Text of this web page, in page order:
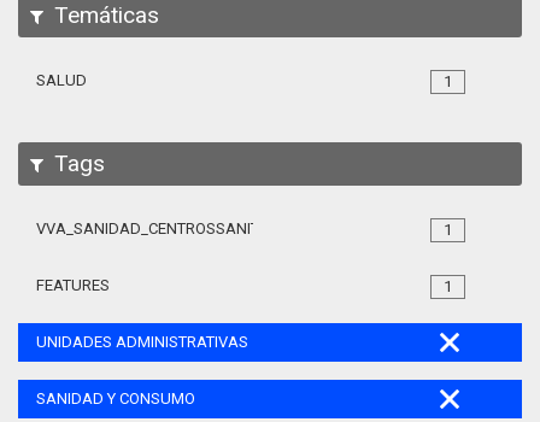
Temáticas
1
SALUD
Tags
1
VVA_SANIDAD_CENTROSSANITARIOS_105
1
FEATURES
UNIDADES ADMINISTRATIVAS
SANIDAD Y CONSUMO